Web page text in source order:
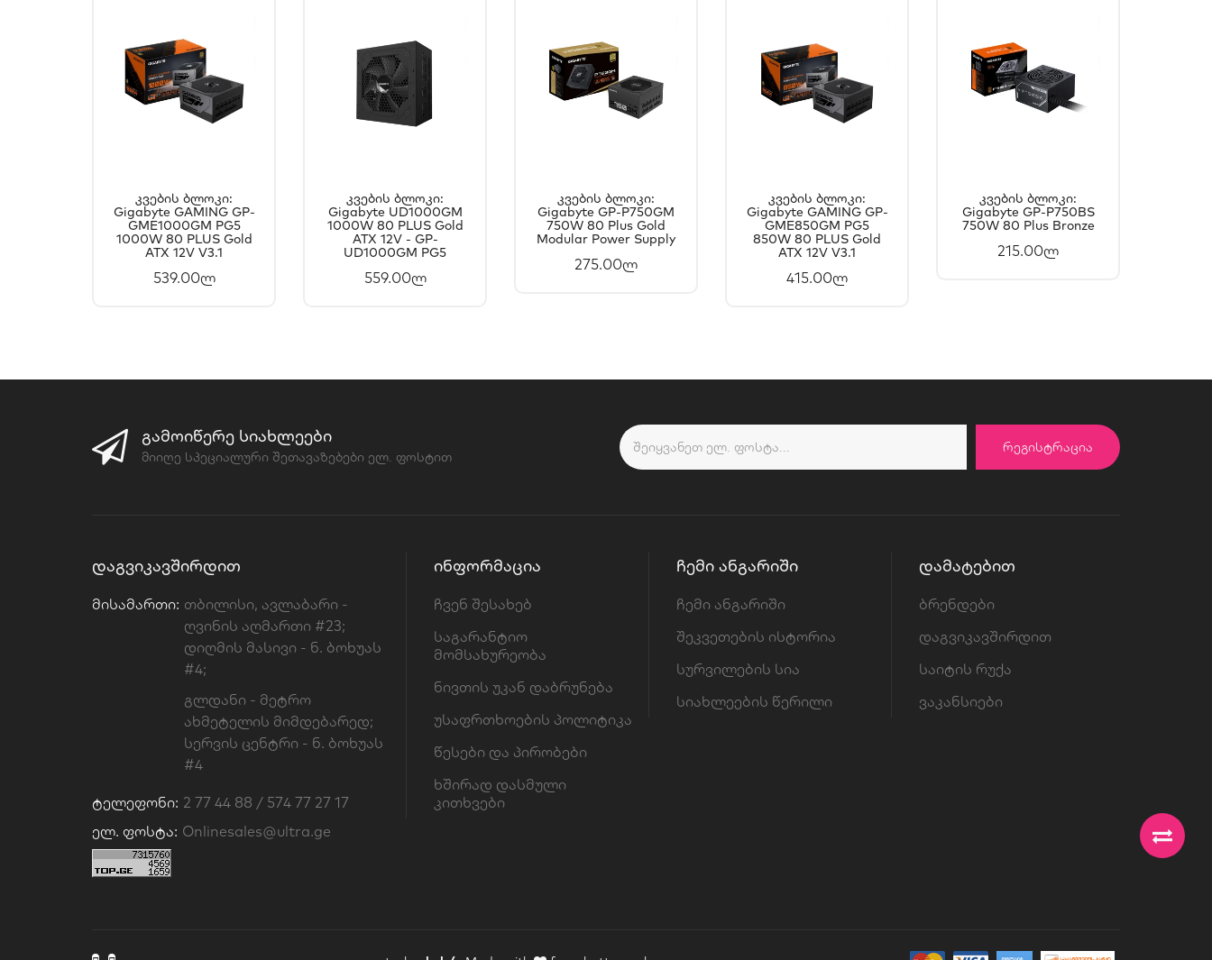
ᲙᲐᲚᲐᲗᲐᲨᲘ
ᲓᲐᲛᲐᲢᲔᲑᲐ
Კვების Ბლოკი:
Gigabyte GAMING GP-
GME1000GM PG5
1000W 80 PLUS Gold
ATX 12V V3.1
539.00ლ
ᲙᲐᲚᲐᲗᲐᲨᲘ
ᲓᲐᲛᲐᲢᲔᲑᲐ
Კვების Ბლოკი:
Gigabyte UD1000GM
1000W 80 PLUS Gold
ATX 12V - GP-
UD1000GM PG5
559.00ლ
ᲙᲐᲚᲐᲗᲐᲨᲘ
ᲓᲐᲛᲐᲢᲔᲑᲐ
Კვების Ბლოკი:
Gigabyte GP-P750GM
750W 80 Plus Gold
Modular Power Supply
275.00ლ
ᲙᲐᲚᲐᲗᲐᲨᲘ
ᲓᲐᲛᲐᲢᲔᲑᲐ
Კვების Ბლოკი:
Gigabyte GAMING GP-
GME850GM PG5
850W 80 PLUS Gold
ATX 12V V3.1
415.00ლ
ᲙᲐᲚᲐᲗᲐᲨᲘ
ᲓᲐᲛᲐᲢᲔᲑᲐ
Კვების Ბლოკი:
Gigabyte GP-P750BS
750W 80 Plus Bronze
215.00ლ
ᲒᲐᲛᲝᲘᲬᲔᲠᲔ ᲡᲘᲐᲮᲚᲔᲔᲑᲘ
მიიღე სპეციალური შეთავაზებები ელ. ფოსტით
ᲠᲔᲒᲘᲡᲢᲠᲐᲪᲘᲐ
ᲓᲐᲒᲕᲘᲙᲐᲕᲨᲘᲠᲓᲘᲗ
Მისამართი: თბილისი, ავლაბარი -
ღვინის აღმართი #23;
დიღმის მასივი - ნ. ბოხუას
#4;
გლდანი - მეტრო
ახმეტელის მიმდებარედ;
სერვის ცენტრი - ნ. ბოხუას
#4
Ტელეფონი: 2 77 44 88 / 574 77 27 17
Ელ. Ფოსტა: Onlinesales@ultra.ge
ᲘᲜᲤᲝᲠᲛᲐᲪᲘᲐ
ჩვენ შესახებ
საგარანტიო
მომსახურეობა
ნივთის უკან დაბრუნება
უსაფრთხოების პოლიტიკა
წესები და პირობები
ხშირად დასმული
კითხვები
ᲩᲔᲛᲘ ᲐᲜᲒᲐᲠᲘᲨᲘ
ჩემი ანგარიში
შეკვეთების ისტორია
სურვილების სია
სიახლეების წერილი
ᲓᲐᲛᲐᲢᲔᲑᲘᲗ
ბრენდები
დაგვიკავშირდით
საიტის რუქა
ვაკანსიები